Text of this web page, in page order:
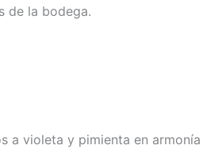
de la bodega.
a violeta y pimienta en